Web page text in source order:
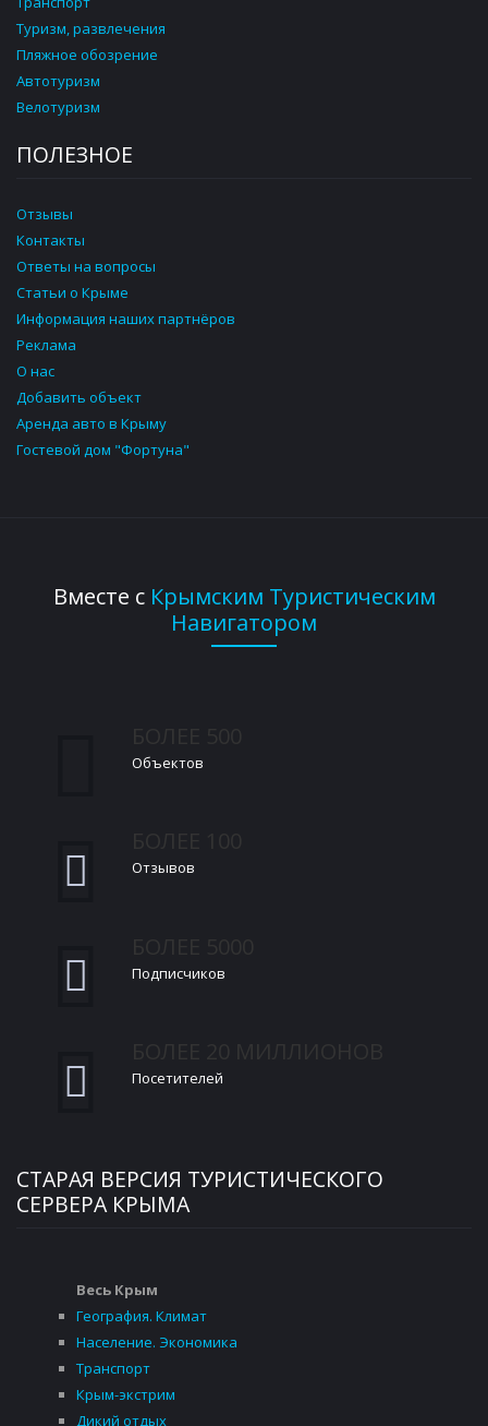
Туризм, развлечения
Пляжное обозрение
Автотуризм
Велотуризм
ПОЛЕЗНОЕ
Отзывы
Контакты
Ответы на вопросы
Статьи о Крыме
Информация наших партнёров
Реклама
О нас
Добавить объект
Аренда авто в Крыму
Гостевой дом "Фортуна"
Вместе с Крымским Туристическим
Навигатором
Объектов
Отзывов
Подписчиков
Посетителей
СТАРАЯ ВЕРСИЯ ТУРИСТИЧЕСКОГО
СЕРВЕРА КРЫМА
Весь Крым
География. Климат
Население. Экономика
Транспорт
Крым-экстрим
Дикий отдых